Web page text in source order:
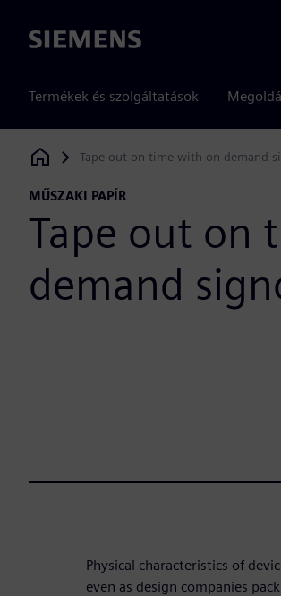
Siemens
Termékek és szolgáltatások
Siemens Digital Industries Software
Tape out on time with on-demand
MŰSZAKI PAPÍR
Tape out on
demand
Physical characteristics of
even as design companies